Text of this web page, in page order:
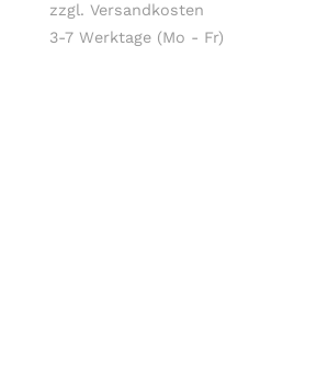
zzgl. Versandkosten
3-7 Werktage (Mo - Fr)